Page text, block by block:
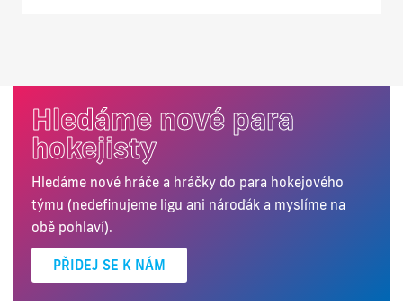
Hledáme nové para
hokejisty
Hledáme nové hráče a hráčky do para hokejového
týmu (nedefinujeme ligu ani nároďák a myslíme na
obě pohlaví).
PŘIDEJ SE K NÁM